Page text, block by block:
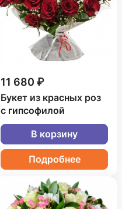
11 680 ₽
Букет из красных роз
с гипсофилой
В корзину
Подробнее